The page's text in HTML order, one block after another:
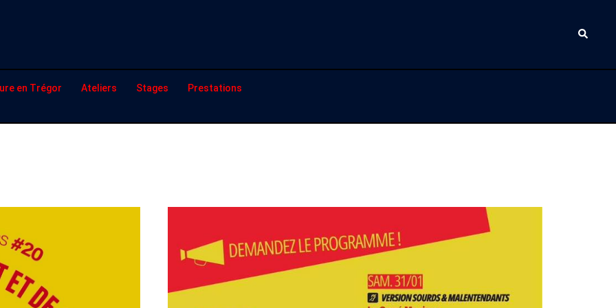
en Trégor Ateliers Stages
Prestations